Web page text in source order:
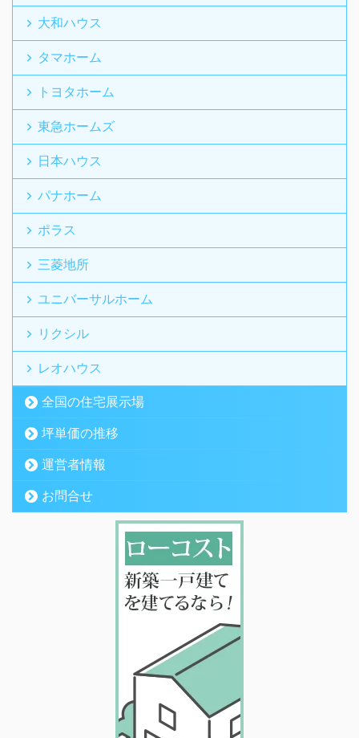
大和ハウス
タマホーム
トヨタホーム
東急ホームズ
日本ハウス
パナホーム
ポラス
三菱地所
ユニバーサルホーム
リクシル
レオハウス
全国の住宅展示場
坪単価の推移
運営者情報
お問合せ